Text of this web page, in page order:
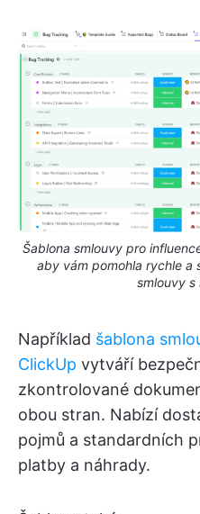
Šablona smlouvy pro
aby vám pomohla rychle
smlouvy s
Například šablona
ClickUp vytváří
zkontrolované
obou stran. Nabízí
pojmů a standardních
platby a náhrady.